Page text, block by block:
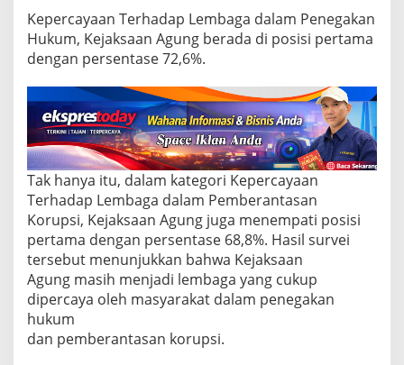
b
a
g
a
a
n
g
C
u
k
u
p
D
i
p
e
r
c
y
Kepercayaan Terhadap Lembaga dalam Penegakan
Hukum, Kejaksaan Agung berada di posisi pertama
dengan persentase 72,6%.
Tak hanya itu, dalam kategori Kepercayaan
Terhadap Lembaga dalam Pemberantasan
Korupsi, Kejaksaan Agung juga menempati posisi
pertama dengan persentase 68,8%. Hasil survei
tersebut menunjukkan bahwa Kejaksaan
Agung masih menjadi lembaga yang cukup
dipercaya oleh masyarakat dalam penegakan
hukum
dan pemberantasan korupsi.